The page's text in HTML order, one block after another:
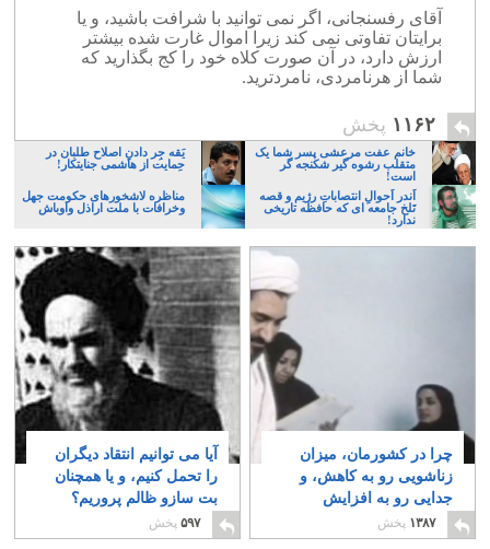
آقای رفسنجانی، اگر نمی توانید با شرافت باشید، و یا
برایتان تفاوتی نمی کند زیرا اموال غارت شده بیشتر
ارزش دارد، در آن صورت کلاه خود را کج بگذارید که
شما از هرنامردی، نامردترید.
۱۱۶۲ پخش
خانم عفت مرعشی پسر شما یک
متقلب رشوه گیر شکنجه گر
است!
یَقه جِر دادنِ اصلاح طلبان در
حِمایت از هاشمی جنایتکار!
اَندر اَحوالِ انتصاباتِ رژیم و قصه
تَلخ جامعه ای که حافظه تاریخی
ندارد!
مناظره لاشخورهای حکومت جهل
وخرافات با ملت اراذل واوباش
چرا در کشورمان، میزان
زناشویی رو به کاهش، و
جدایی رو به افزایش
است؟
۴ ۱۳۸۷ پخش
آیا می توانیم انتقاد دیگران
را تحمل کنیم، و یا همچنان
بت سازو ظالم پروریم؟
۲۱
۵۹۷ پخش